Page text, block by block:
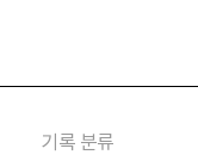
기록 분류